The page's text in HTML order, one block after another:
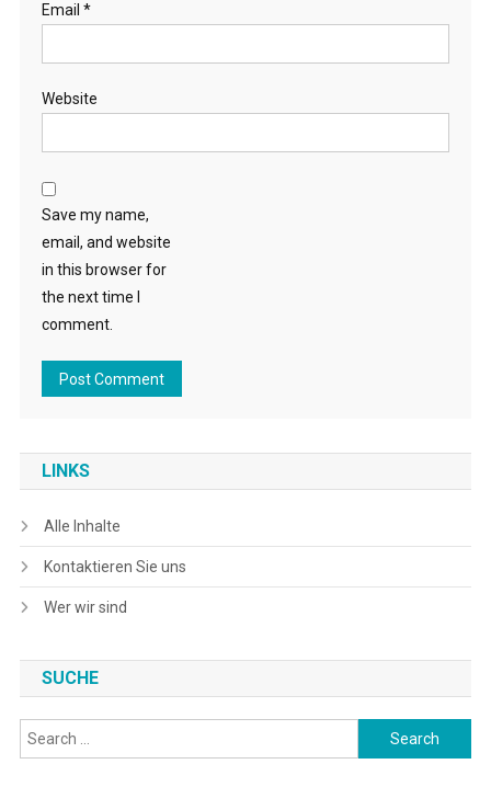
Email *
Website
Save my name,
email, and website
in this browser for
the next time I
comment.
LINKS
Alle Inhalte
Kontaktieren Sie uns
Wer wir sind
SUCHE
Search
for: